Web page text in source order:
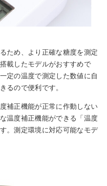
ため、より正確な糖度を測定
載したモデルがおすすめで
定の温度で測定した数値に自
るので便利です。
補正機能が正常に作動しない
温度補正機能ができる「温度
。測定環境に対応可能なモデ